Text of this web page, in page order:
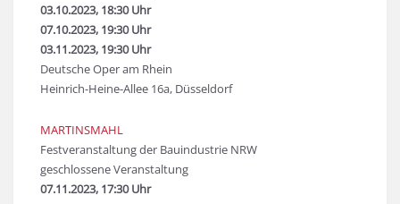
03.10.2023, 18:30 Uhr
07.10.2023, 19:30 Uhr
03.11.2023, 19:30 Uhr
Deutsche Oper am Rhein
Heinrich-Heine-Allee 16a, Düsseldorf
MARTINSMAHL
Festveranstaltung der Bauindustrie NRW
geschlossene Veranstaltung
07.11.2023, 17:30 Uhr